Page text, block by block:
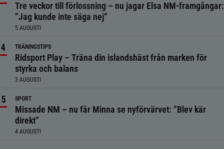
Tre veckor till förlossning – nu jagar Elsa NM-framgångar:
”Jag kunde inte säga nej”
5 AUGUSTI
TRÄNINGSTIPS
Ridsport Play – Träna din islandshäst från marken för
styrka och balans
3 AUGUSTI
SPORT
Missade NM – nu får Minna se nyförvärvet: ”Blev kär
direkt”
4 AUGUSTI